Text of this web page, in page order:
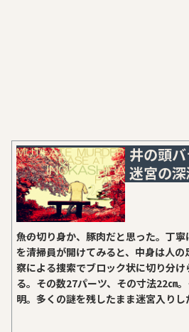
井の頭
迷宮の
――魚の切り身か、豚肉だと思った。丁
を清掃員が開けてみると、中身は人
察による捜索でブロック状に切り分
る。その数27パーツ、その寸法22㎝
明。多くの謎を残したまま迷宮入りし